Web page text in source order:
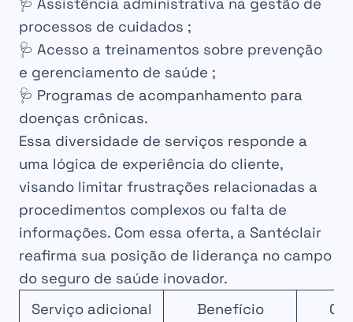
🩺 Assistência administrativa na gestão de
processos de cuidados ;
🩺 Acesso a treinamentos sobre prevenção
e gerenciamento de saúde ;
🩺 Programas de acompanhamento para
doenças crônicas.
Essa diversidade de serviços responde a
uma lógica de experiência do cliente,
visando limitar frustrações relacionadas a
procedimentos complexos ou falta de
informações. Com essa oferta, a Santéclair
reafirma sua posição de liderança no campo
do seguro de saúde inovador.
Serviço adicional
Benefício